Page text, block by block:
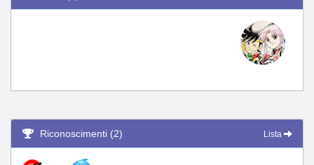
Riconoscimenti (2) Lista